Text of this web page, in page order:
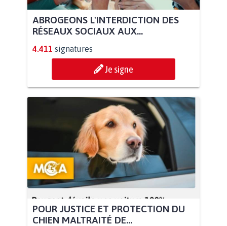
ABROGEONS L'INTERDICTION DES
RÉSEAUX SOCIAUX AUX...
4.411 signatures
Je signe
POUR JUSTICE ET PROTECTION DU
CHIEN MALTRAITÉ DE...